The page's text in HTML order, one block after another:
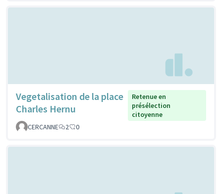
Vegetalisation de la place
Charles Hernu
Retenue en
présélection
citoyenne
CERCANNE
2 0